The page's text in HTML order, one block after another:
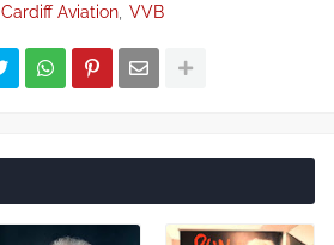
Cardiff Aviation VVB